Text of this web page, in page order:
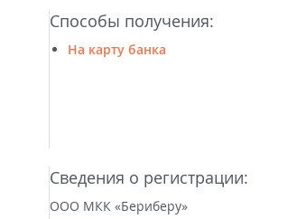
Способы получения:
На карту банка
Сведения о регистрации:
ООО МКК «Бериберу»